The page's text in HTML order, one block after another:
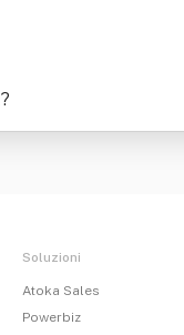
?
Soluzioni
Atoka Sales
Powerbiz